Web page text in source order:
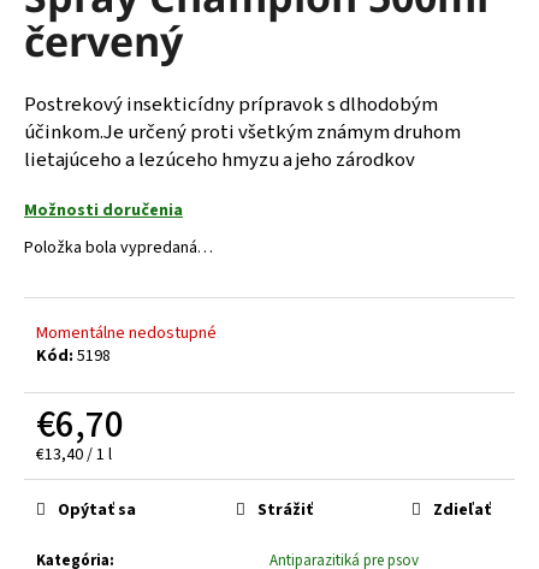
0,0
z
hviezdičiek.
červený
Postrekový insekticídny prípravok s dlhodobým
účinkom.Je určený proti všetkým známym druhom
lietajúceho a lezúceho hmyzu a jeho zárodkov
Možnosti doručenia
Položka bola vypredaná…
Momentálne nedostupné
Kód: 5198
€6,70
Jednotková
cena:
€13,40 / 1 l
Kategória:
Antiparazitiká pre psov
Opýtať sa Strážiť Zdieľať
á
j
s
ť
?
p
o
r
ú